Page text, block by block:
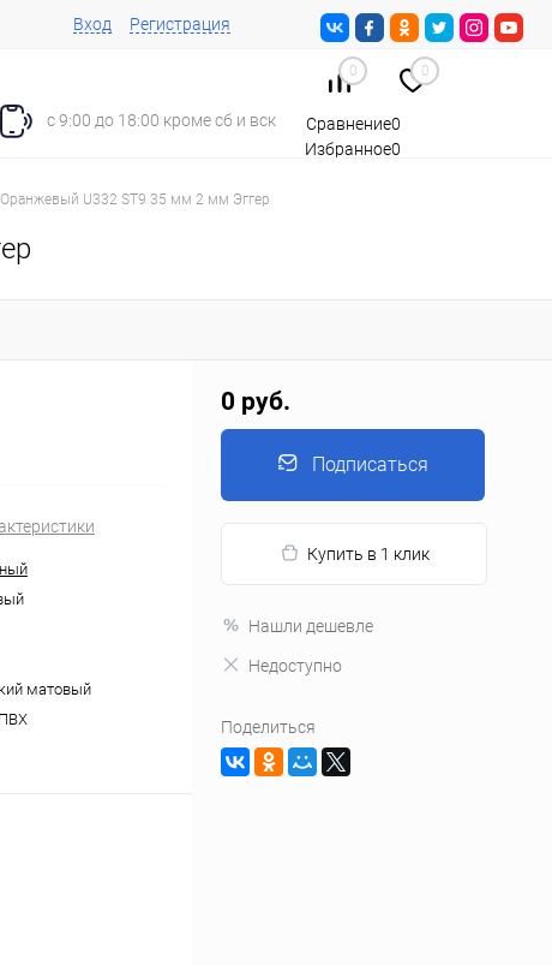
Вход Регистрация
с 9:00 до 18:00 кроме сб и вск
0 0
Сравнение0
Избранное0
U332 ST9 35 мм 2 мм Эггер
матовый
0 руб.
Подписаться
Купить в 1 клик
Нашли дешевле
Недоступно
Поделиться